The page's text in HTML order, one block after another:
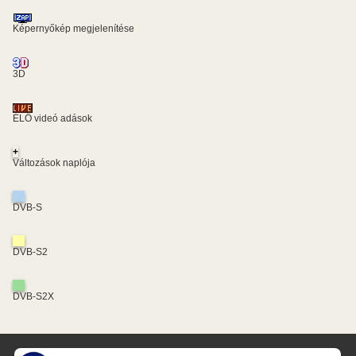
Képernyőkép megjelenítése
3D
ÉLŐ videó adások
+
Változások naplója
DVB-S
DVB-S2
DVB-S2X